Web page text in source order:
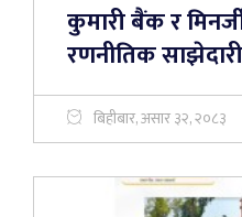
कुमारी बैंक र
रणनीतिक साझेदारी
बिहीबार, असार ३२, २०८३